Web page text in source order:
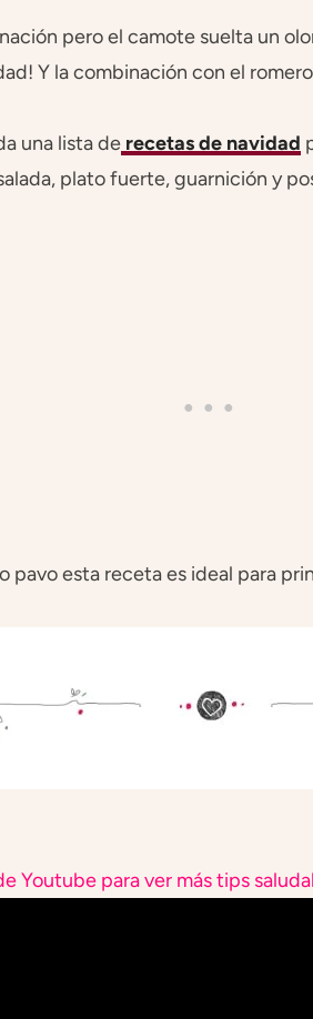
pero el camote suelta un
Y la combinación con el
una lista de recetas de navidad
plato fuerte, guarnición y
pavo esta receta es ideal para
Youtube para ver más tips